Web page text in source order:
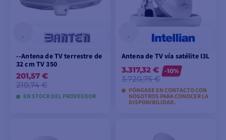
--Antena de TV terrestre de
32 cm TV 350
201,57 €
210,74 €
EN STOCK DEL PROVEEDOR
Antena de TV vía satélite I3L
3.317,32 €
3.720,75 €
-10%
PÓNGASE EN CONTACTO CON
NOSOTROS PARA CONOCER LA
DISPONIBILIDAD.